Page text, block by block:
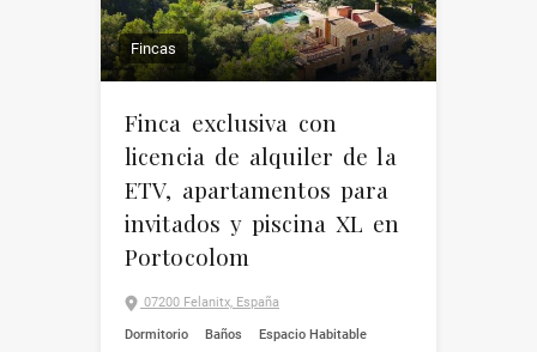
Fincas
Finca exclusiva con
licencia de alquiler de la
ETV, apartamentos para
invitados y piscina XL en
Portocolom
07200 Felanitx, España
Dormitorio Baños Espacio Habitable